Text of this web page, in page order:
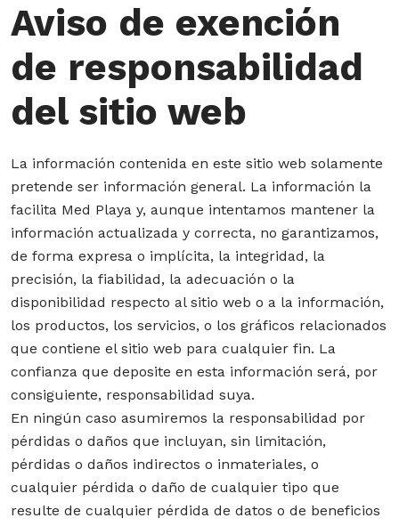
Aviso de exención
de responsabilidad
del sitio web
La información contenida en este sitio web solamente
pretende ser información general. La información la
facilita Med Playa y, aunque intentamos mantener la
información actualizada y correcta, no garantizamos,
de forma expresa o implícita, la integridad, la
precisión, la fiabilidad, la adecuación o la
disponibilidad respecto al sitio web o a la información,
los productos, los servicios, o los gráficos relacionados
que contiene el sitio web para cualquier fin. La
confianza que deposite en esta información será, por
consiguiente, responsabilidad suya.
En ningún caso asumiremos la responsabilidad por
pérdidas o daños que incluyan, sin limitación,
pérdidas o daños indirectos o inmateriales, o
cualquier pérdida o daño de cualquier tipo que
resulte de cualquier pérdida de datos o de beneficios